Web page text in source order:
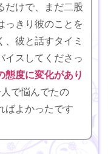
だけで、まだ二股
っきり彼のことを
、彼と話すタイミ
イスしてくださっ
態度に変化があり
で悩んでたの
ばよかったです